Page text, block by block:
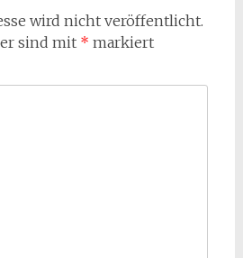
wird nicht veröffentlicht.
sind mit * markiert